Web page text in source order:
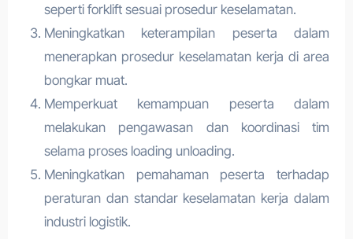
seperti forklift sesuai prosedur keselamatan.
Meningkatkan keterampilan peserta dalam
menerapkan prosedur keselamatan kerja di area
bongkar muat.
Memperkuat kemampuan peserta dalam
melakukan pengawasan dan koordinasi tim
selama proses loading unloading.
Meningkatkan pemahaman peserta terhadap
peraturan dan standar keselamatan kerja dalam
industri logistik.